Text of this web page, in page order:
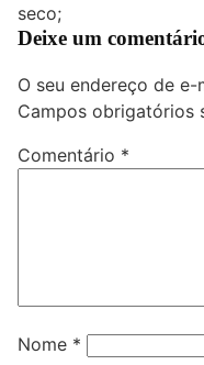
seco;
Deixe um
O seu endereço de
Campos obrigatórios
Comentário *
Nome *